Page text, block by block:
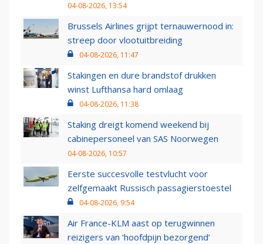
04-08-2026, 13:54
Brussels Airlines grijpt ternauwernood in:
streep door vlootuitbreiding
04-08-2026, 11:47
Stakingen en dure brandstof drukken
winst Lufthansa hard omlaag
04-08-2026, 11:38
Staking dreigt komend weekend bij
cabinepersoneel van SAS Noorwegen
04-08-2026, 10:57
Eerste succesvolle testvlucht voor
zelfgemaakt Russisch passagierstoestel
04-08-2026, 9:54
Air France-KLM aast op terugwinnen
reizigers van ‘hoofdpijn bezorgend’